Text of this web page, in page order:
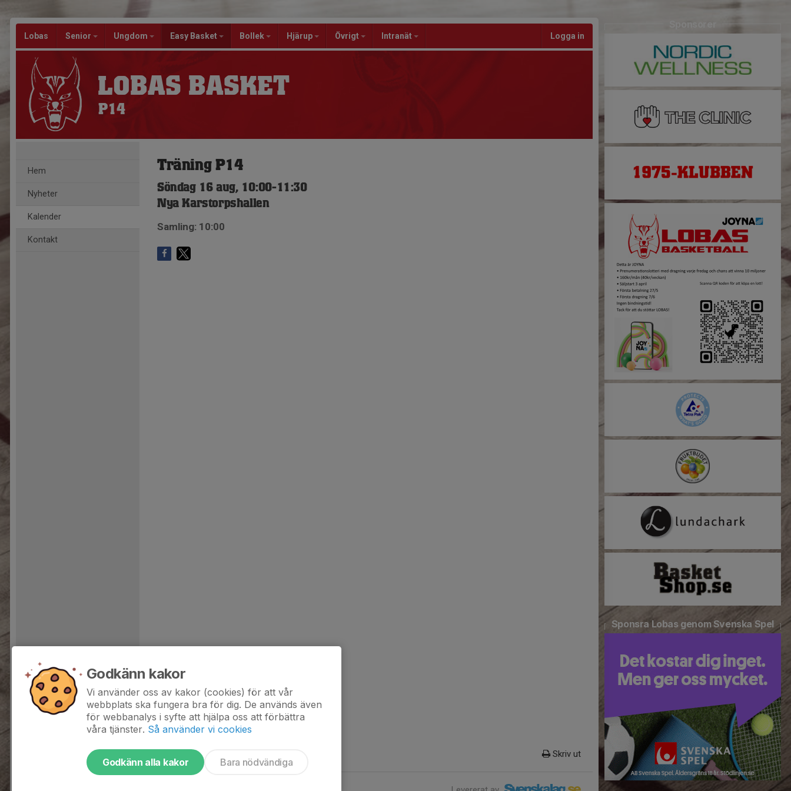
Lobas Senior Ungdom Easy Basket Bollek Hjärup Övrigt Intranät Logga in
LOBAS BASKET
P14
Hem
Nyheter
Kalender
Kontakt
Träning P14
Söndag 16 aug, 10:00-11:30
Nya Karstorpshallen
Samling: 10:00
Skriv ut
Sponsorer
Sponsra Lobas genom Svenska Spel
Godkänn kakor
Vi använder oss av kakor (cookies) för att vår
webbplats ska fungera bra för dig. De används även
för webbanalys i syfte att hjälpa oss att förbättra
våra tjänster. Så använder vi cookies
Godkänn alla kakor Bara nödvändiga